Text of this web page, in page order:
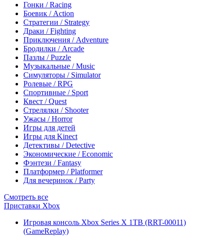
Гонки / Racing
Боевик / Action
Стратегии / Strategy
Драки / Fighting
Приключения / Adventure
Бродилки / Arcade
Пазлы / Puzzle
Музыкальные / Music
Симуляторы / Simulator
Ролевые / RPG
Спортивные / Sport
Квест / Quest
Стрелялки / Shooter
Ужасы / Horror
Игры для детей
Игры для Kinect
Детективы / Detective
Экономические / Economic
Фэнтези / Fantasy
Платформер / Platformer
Для вечеринок / Party
Смотреть все
Приставки Xbox
Игровая консоль Xbox Series X 1TB (RRT-00011)
(GameReplay)